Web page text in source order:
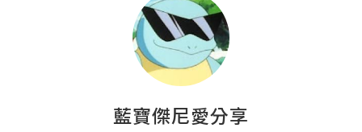
藍寶傑尼愛分享